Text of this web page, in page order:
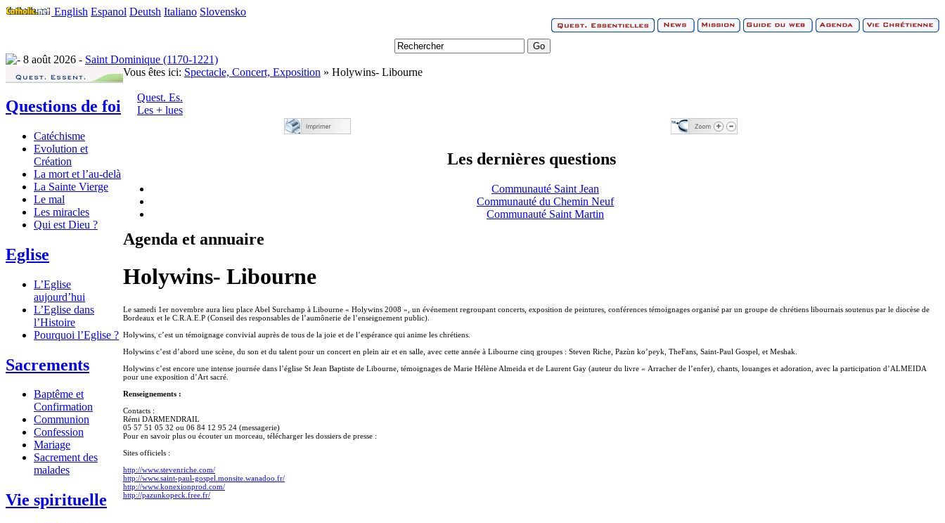
English Espanol Deutsh Italiano Slovensko
8 août 2026 - Saint Dominique (1170-1221)
Questions de foi
Catéchisme
Evolution et
Création
La mort et l’au-delà
La Sainte Vierge
Le mal
Les miracles
Qui est Dieu ?
Eglise
L’Eglise
aujourd’hui
L’Eglise dans
l’Histoire
Pourquoi l’Eglise ?
Sacrements
Baptême et
Confirmation
Communion
Confession
Mariage
Sacrement des
malades
Vie spirituelle
Vous êtes ici: Spectacle, Concert, Exposition » Holywins- Libourne
Quest. Es.
Les + lues
Les dernières questions
Communauté Saint Jean
Communauté du Chemin Neuf
Communauté Saint Martin
Agenda et annuaire
Holywins- Libourne
Le samedi 1er novembre aura lieu place Abel Surchamp à Libourne « Holywins 2008 », un événement regroupant concerts, exposition de peintures, conférences témoignages organisé par un groupe de chrétiens libournais soutenus par le diocèse de
Bordeaux et le C.R.A.E.P (Conseil des responsables de l’aumônerie de l’enseignement public).
Holywins, c’est un témoignage convivial auprès de tous de la joie et de l’espérance qui anime les chrétiens.
Holywins c’est d’abord une scène, du son et du talent pour un concert en plein air et en salle, avec cette année à Libourne cinq groupes : Steven Riche, Pazùn ko’peyk, TheFans, Saint-Paul Gospel, et Meshak.
Holywins c’est encore une intense journée dans l’église St Jean Baptiste de Libourne, témoignages de Marie Hélène Almeida et de Laurent Gay (auteur du livre « Arracher de l’enfer), chants, louanges et adoration, avec la participation d’ALMEIDA
pour une exposition d’Art sacré.
Renseignements :
Contacts :
Rémi DARMENDRAIL
05 57 51 05 32 ou 06 84 12 95 24 (messagerie)
Pour en savoir plus ou écouter un morceau, télécharger les dossiers de presse :
Sites officiels :
http://www.stevenriche.com/
http://www.saint-paul-gospel.monsite.wanadoo.fr/
http://www.konexionprod.com/
http://pazunkopeck.free.fr/